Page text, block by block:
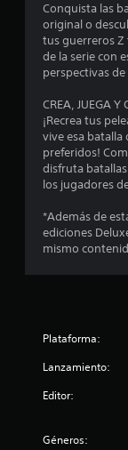
Conquista las
original o
tus guerreros Z
de la serie con
perspectivas
CREA, JUEGA Y
¡Recrea tus
vive esa batalla
preferidos!
disfruta
los jugadores
*Además de
ediciones
mismo
Plataforma:
Lanzamiento:
Editor:
Géneros: